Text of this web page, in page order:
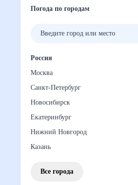
Погода по городам
Россия
Москва
Санкт-Петербург
Новосибирск
Екатеринбург
Нижний Новгород
Казань
Все города